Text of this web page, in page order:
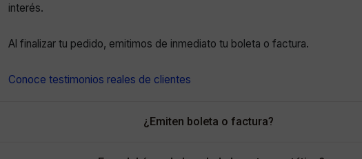
interés.
Al finalizar tu pedido, emitimos de inmediato tu boleta o factura.
Conoce testimonios reales de clientes
¿Emiten boleta o factura?